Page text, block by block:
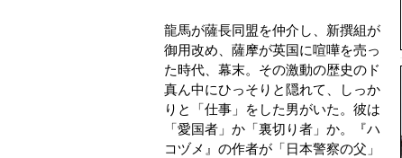
龍馬が薩長同盟を仲介し、新撰組が
御用改め、薩摩が英国に喧嘩を売っ
た時代、幕末。その激動の歴史のド
真ん中にひっそりと隠れて、しっか
りと「仕事」をした男がいた。彼は
「愛国者」か「裏切り者」か。『ハ
コヅメ』の作者が「日本警察の父」